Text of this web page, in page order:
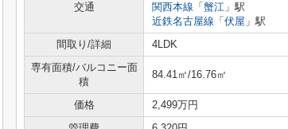
交通
関西本線 「 蟹江 」駅
近鉄名古屋線 「 伏屋 」駅
間取り/詳細
4LDK
専有面積/バルコニー面
積
84.41㎡/16.76㎡
価格
2,499万円